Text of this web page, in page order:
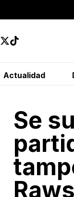
Actualidad
Se